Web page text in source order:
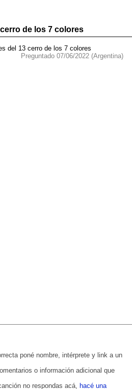
de los 7 colores
del 13 cerro de los 7 colores
Preguntado 07/06/2022 (Argentina)
poné nombre, intérprete y link a un
o información adicional que
no respondas acá, hacé una